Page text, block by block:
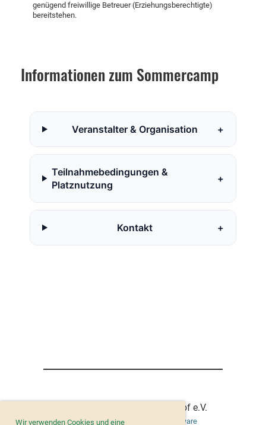
Wir verwenden Cookies und eine
genügend freiwillige Betreuer (Erziehungsberechtigte)
bereitstehen.
Informationen zum Sommercamp
Veranstalter & Organisation +
Teilnahmebedingungen &
Platznutzung
+
Kontakt +
© TC Grün Weiss Gut Buschhof e.V.
Erstellt mit ClubDesk Vereinssoftware